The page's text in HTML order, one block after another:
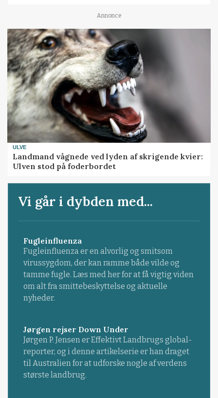
Annonce
ULVE
Landmand vågnede ved lyden af skrigende kvier:
Ulven stod på foderbordet
Vi går i dybden med...
Fugleinfluenza
Fugleinfluenza er en alvorlig og smitsom
virussygdom, der kan ramme både vilde og
tamme fugle. Læs med her for at få vigtig viden
om alt fra smittebeskyttelse og aktuelle
nyheder.
Jørgen rejser Down Under
Jørgen P. Jensen er Effektivt Landbrugs global-
reporter, og i denne artikelserie er han draget
til Australien for at udforske nogle af verdens
største landbrug.